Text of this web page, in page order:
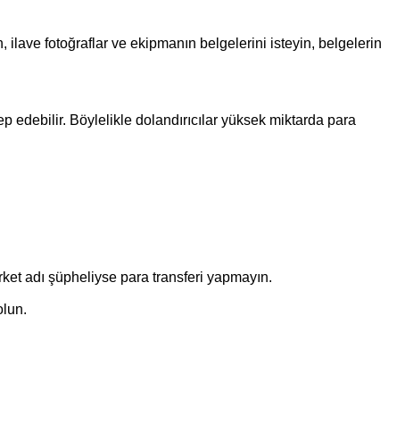
ilave fotoğraflar ve ekipmanın belgelerini isteyin, belgelerin
edebilir. Böylelikle dolandırıcılar yüksek miktarda para
adı şüpheliyse para transferi yapmayın.